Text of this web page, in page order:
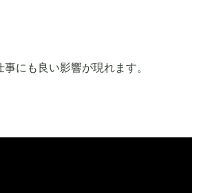
にも良い影響が現れます。